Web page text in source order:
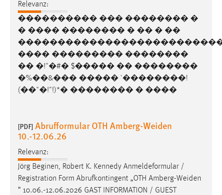
Relevanz:
���������� ��� �������� �
� ���� �������� � �� � ��
���� ��������� ��������
�� �!"�#� $����� �� ��������
�%��&��� ����� '��������!
(��"�!"!)*� �������� � ����
[PDF] Abrufformular OTH Amberg-Weiden
10.-12.06.26
Relevanz:
Jörg Beginen, Robert K. Kennedy Anmeldeformular /
Registration Form Abrufkontingent „OTH Amberg-Weiden
“ 10.06.-12.06.2026 GAST INFORMATION / GUEST